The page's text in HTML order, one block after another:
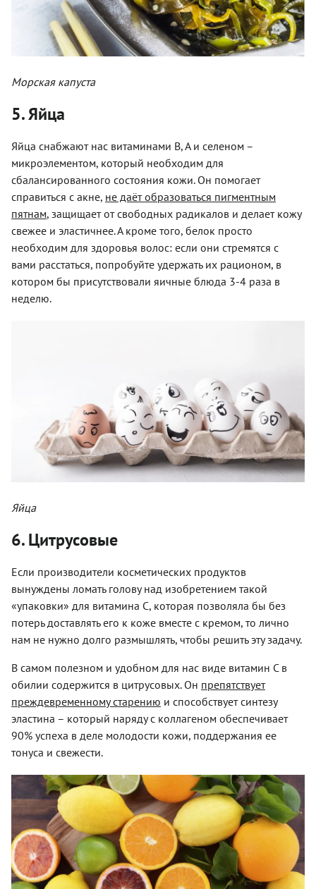
Морская капуста
5. Яйца
Яйца снабжают нас витаминами В, А и селеном –
микроэлементом, который необходим для
сбалансированного состояния кожи. Он помогает
справиться с акне, не даёт образоваться пигментным
пятнам, защищает от свободных радикалов и делает кожу
свежее и эластичнее. А кроме того, белок просто
необходим для здоровья волос: если они стремятся с
вами расстаться, попробуйте удержать их рационом, в
котором бы присутствовали яичные блюда 3-4 раза в
неделю.
Яйца
6. Цитрусовые
Если производители косметических продуктов
вынуждены ломать голову над изобретением такой
«упаковки» для витамина С, которая позволяла бы без
потерь доставлять его к коже вместе с кремом, то лично
нам не нужно долго размышлять, чтобы решить эту задачу.
В самом полезном и удобном для нас виде витамин С в
обилии содержится в цитрусовых. Он препятствует
преждевременному старению и способствует синтезу
эластина – который наряду с коллагеном обеспечивает
90% успеха в деле молодости кожи, поддержания ее
тонуса и свежести.